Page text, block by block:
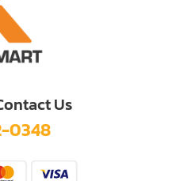
Us
0348